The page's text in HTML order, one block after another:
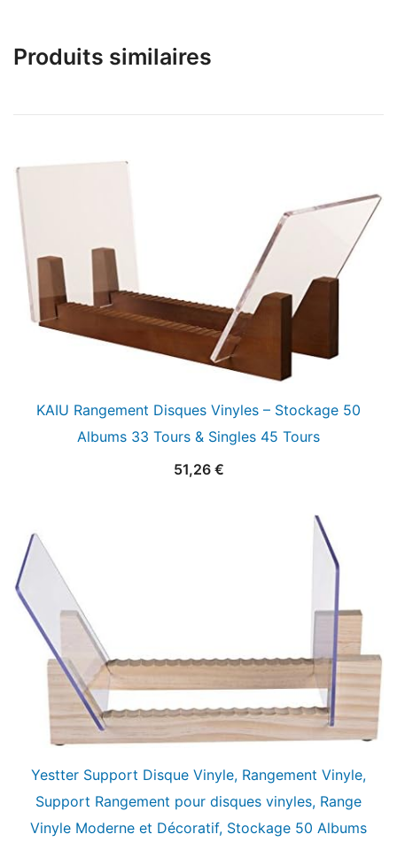
Produits similaires
KAIU Rangement Disques Vinyles – Stockage 50
Albums 33 Tours & Singles 45 Tours
51,26 €
Yestter Support Disque Vinyle, Rangement Vinyle,
Support Rangement pour disques vinyles, Range
Vinyle Moderne et Décoratif, Stockage 50 Albums